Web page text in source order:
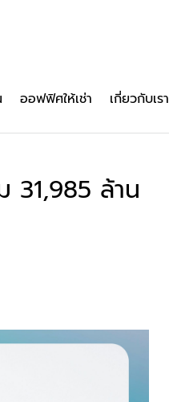
ออฟฟิศให้เช่า เกี่ยวกับเรา
31,985 ล้าน